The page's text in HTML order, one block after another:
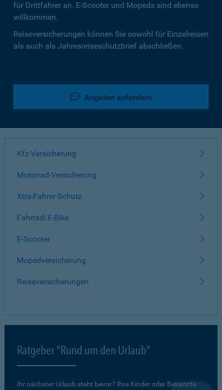
für Drittfahrer an. E-Scooter und Mopeds sind ebenso
willkommen.
Reiseversicherungen können Sie sowohl für Einzelreisen
als auch als Jahresreiseschutzbrief abschließen.
Angebot anfordern
Kfz-Versicherung
Motorrad-Versicherung
Xtra-Fahrer-Schutz
Fahrrad/E-Bike
E-Scooter
Mopedversicherung
Reiseversicherungen
Ratgeber "Rund um den Urlaub"
Ihr nächster Urlaub steht bevor? Ihre Kinder oder Bekannte